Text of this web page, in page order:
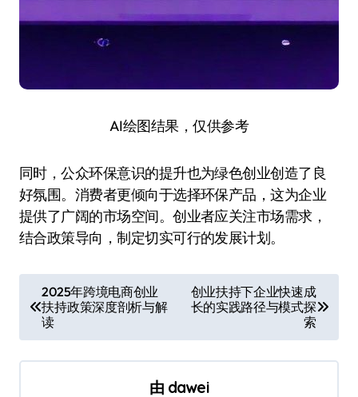
AI绘图结果，仅供参考
同时，公众环保意识的提升也为绿色创业创造了良
好氛围。消费者更倾向于选择环保产品，这为企业
提供了广阔的市场空间。创业者应关注市场需求，
结合政策导向，制定切实可行的发展计划。
章
导
航
2025年跨境电商创业
扶持政策深度剖析与解
读
创业扶持下企业快速成
长的实践路径与模式探
索
由 dawei